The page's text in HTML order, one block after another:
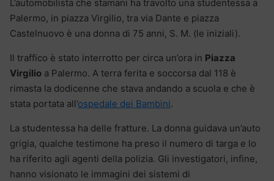
L’automobilista che stamani ha travolto una studentessa a
Palermo, in piazza Virgilio, tra via Dante e piazza
Castelnuovo è una donna di 75 anni, S. M. (le iniziali).
Il traffico è stato interrotto per circa un’ora in Piazza
Virgilio a Palermo. A terra ferita e soccorsa dal 118 è
rimasta la dodicenne che stava andando a scuola e che è
stata portata all’ospedale dei Bambini.
La studentessa ha delle fratture. La donna guidava un’auto
grigia, qualche testimone ha preso il numero di targa e lo
ha riferito agli agenti della polizia. Gli investigatori, infine,
hanno visionato le immagini dei sistemi di